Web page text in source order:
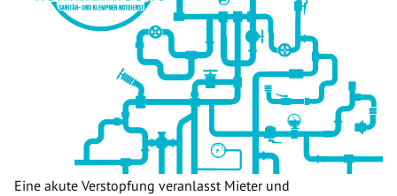
Eine akute Verstopfung veranlasst Mieter und